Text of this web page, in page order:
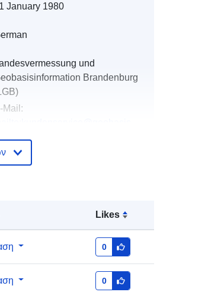
Likes
0
0
January 1980
und
Brandenburg
Mail:
στο data.europa.eu:
August 2026